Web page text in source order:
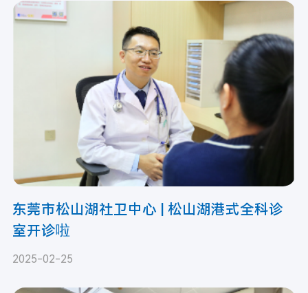
东莞市松山湖社卫中心 | 松山湖港式全科诊
室开诊啦
2025-02-25